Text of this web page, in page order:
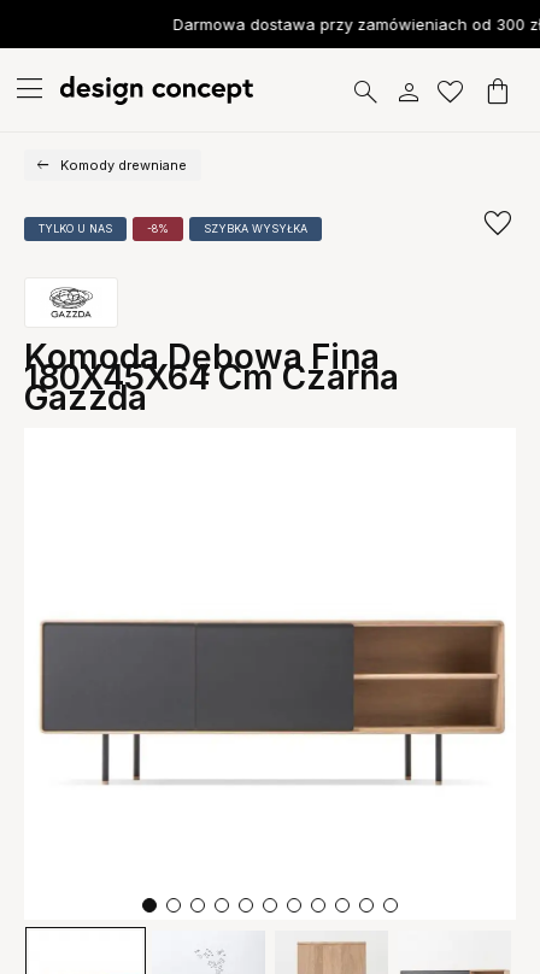
Darmowa dostawa przy zamówieniach od 300 zł
Komody drewniane
TYLKO U NAS -8% SZYBKA WYSYŁKA
Komoda Dębowa Fina
180X45X64 Cm Czarna
Gazzda